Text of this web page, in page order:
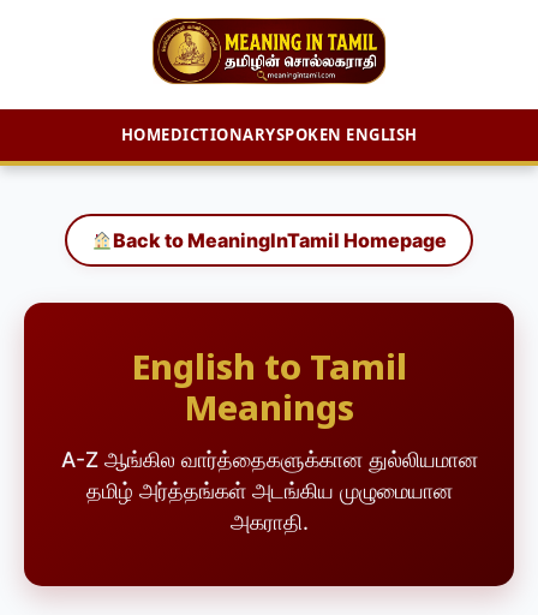
HOMEDICTIONARYSPOKEN ENGLISH
content
Back to MeaningInTamil Homepage
English to Tamil
Meanings
A-Z ஆங்கில வார்த்தைகளுக்கான துல்லியமான
தமிழ் அர்த்தங்கள் அடங்கிய முழுமையான
அகராதி.